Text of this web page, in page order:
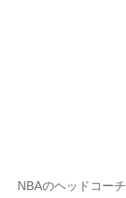
NBAのヘッドコー